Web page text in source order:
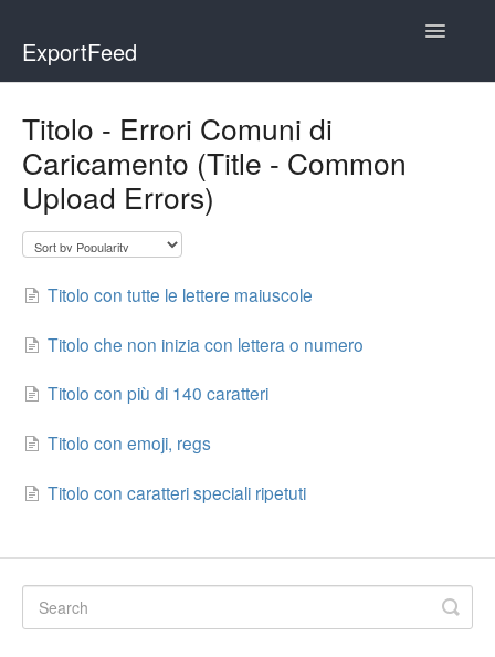
ExportFeed
Toggle
Wix - Square
Wix - Clover
Etsy Integration - Deutsch
Titolo - Errori Comuni di
Caricamento (Title - Common
Upload Errors)
Titolo con tutte le lettere maiuscole
Titolo che non inizia con lettera o numero
Titolo con più di 140 caratteri
Titolo con emoji, regs
Titolo con caratteri speciali ripetuti